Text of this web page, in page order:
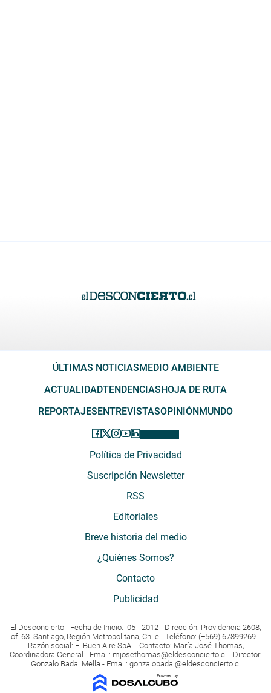
ÚLTIMAS NOTICIAS MEDIO AMBIENTE
ACTUALIDADTENDENCIAS HOJA DE RUTA
REPORTAJES ENTREVISTASOPINIÓN MUNDO
Política de Privacidad
Suscripción Newsletter
RSS
Editoriales
Breve historia del medio
¿Quiénes Somos?
Contacto
Publicidad
El Desconcierto - Fecha de Inicio: 05 - 2012 - Dirección: Providencia 2608,
of. 63. Santiago, Región Metropolitana, Chile - Teléfono: (+569) 67899269 -
Razón social: El Buen Aire SpA. - Contacto: María José Thomas,
Coordinadora General - Email: mjosethomas@eldesconcierto.cl - Director:
Gonzalo Badal Mella - Email: gonzalobadal@eldesconcierto.cl